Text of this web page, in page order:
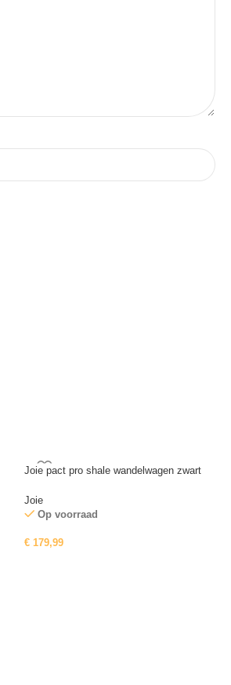
Joie pact pro shale wandelwagen zwart
Joie
Op voorraad
€ 179,99